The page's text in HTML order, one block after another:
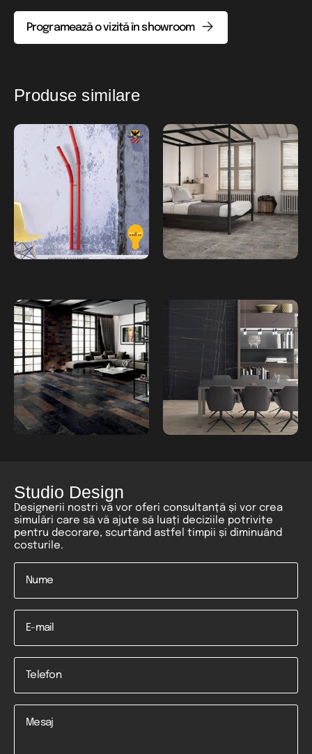
Programează o vizită în showroom
Produse similare
Studio Design
Designerii nostri vă vor oferi consultanță și vor crea
simulări care să vă ajute să luați deciziile potrivite
pentru decorare, scurtând astfel timpii și diminuând
costurile.
Nume
Email
Telefon
Mesaj